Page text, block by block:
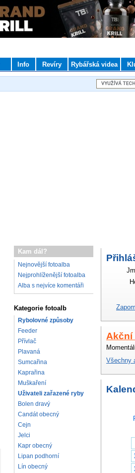
Info Revíry Rybářská videa
Kam dál?
Nejnovější fotoalba
Nejprohlíženější fotoalba
Alba s nejvíce komentáři
Kategorie fotoalb
Rybolovné způsoby
Feeder
Přívlač
Plavaná
Sumcařina
Kaprařina
Muškaření
Uživateli zařazené ryby
Bolen dravý
Candát obecný
Cejn
Jelci
Kapr obecný
Lipan podhorní
Lín obecný
Akční
Všechny